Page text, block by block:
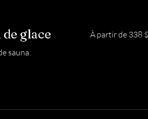
de glace
sauna.
partir
À partir de 338 $